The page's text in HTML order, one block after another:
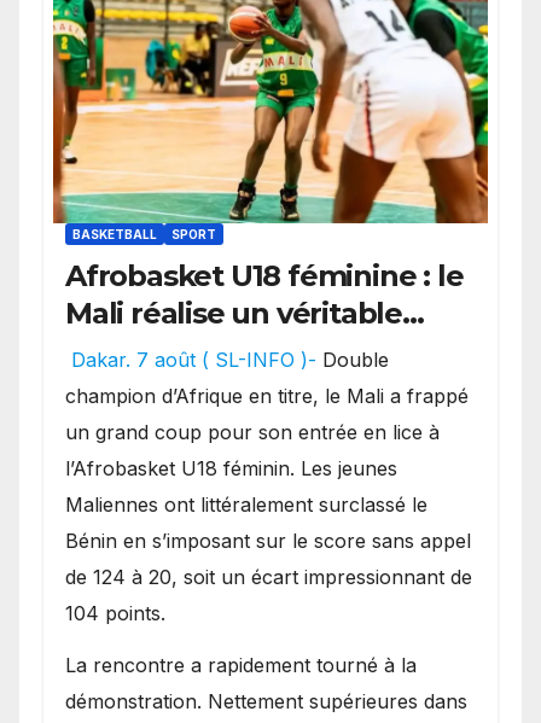
BASKETBALL SPORT
Afrobasket U18 féminine : le
Mali réalise un véritable
festival offensif et inflige
une lourde défaite au
Bénin.
Dakar. 7 août ( SL-INFO )- Double
champion d’Afrique en titre, le Mali a frappé
un grand coup pour son entrée en lice à
l’Afrobasket U18 féminin. Les jeunes
Maliennes ont littéralement surclassé le
Bénin en s’imposant sur le score sans appel
de 124 à 20, soit un écart impressionnant de
104 points.
La rencontre a rapidement tourné à la
démonstration. Nettement supérieures dans